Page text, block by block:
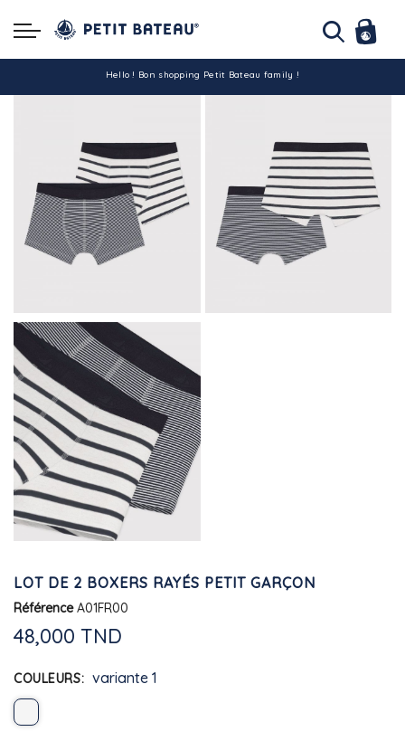
Hello ! Bon shopping Petit Bateau family !
-10% pour tout paiement par carte bancaire (hors promo)
LOT DE 2 BOXERS RAYÉS PETIT GARÇON
Référence A01FR00
48,000 TND
COULEURS variante 1